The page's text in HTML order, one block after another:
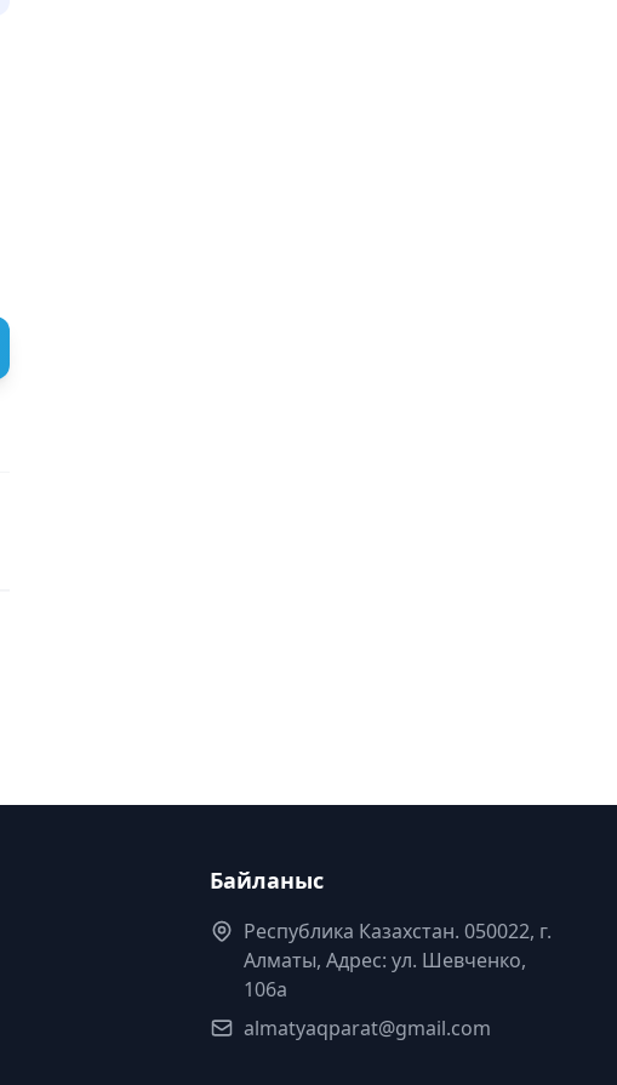
Байланыс
Республика Казахстан. 050022, г.
Алматы, Адрес: ул. Шевченко,
106а
almatyaqparat@gmail.com